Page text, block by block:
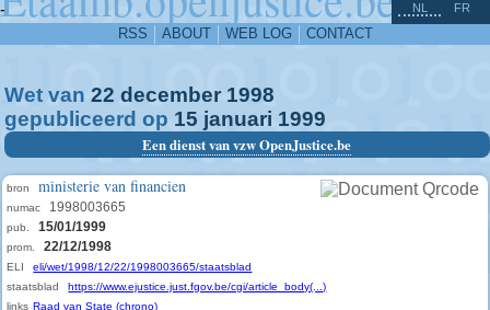
-
RSS ABOUT WEB LOG CONTACT
NL FR
Wet van 22 december 1998
gepubliceerd op 15 januari 1999
Een dienst van vzw OpenJustice.be
bron ministerie van financien
numac 1998003665
pub. 15/01/1999
prom. 22/12/1998
ELI
eli/wet/1998/12/22/1998003665/staatsblad
staatsblad
https://www.ejustice.just.fgov.be/cgi/article_body(...)
links Raad van State (chrono)
^